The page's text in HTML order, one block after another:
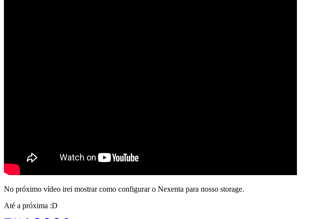
No próximo vídeo irei mostrar como configurar o Nexenta para nosso storage.
Até a próxima :D